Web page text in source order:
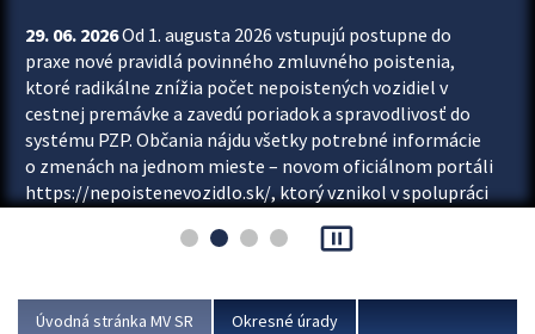
29. 06. 2026Od 1. augusta 2026 vstupujú postupne do
praxe nové pravidlá povinného zmluvného poistenia,
ktoré radikálne znížia počet nepoistených vozidiel v
cestnej premávke a zavedú poriadok a spravodlivosť do
systému PZP. Občania nájdu všetky potrebné informácie
o zmenách na jednom mieste – novom oficiálnom portáli
https://nepoistenevozidlo.sk/, ktorý vznikol v spolupráci
asociácie poisťovní (SLASPO) a Ministerstva vnútra SR.
Viac
pause_presentation
Úvodná stránka MV SR Okresné úrady